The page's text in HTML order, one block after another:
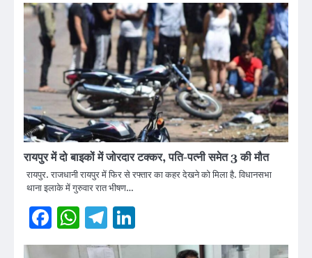
रायपुर में दो बाइकों में जोरदार टक्कर, पति-पत्नी समेत 3 की मौत
रायपुर. राजधानी रायपुर में फिर से रफ्तार का कहर देखने को मिला है. विधानसभा
थाना इलाके में गुरुवार रात भीषण…
Facebook
WhatsApp
Telegram